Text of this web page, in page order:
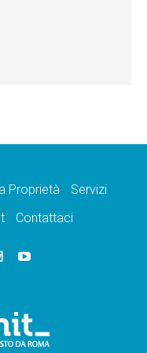
Proprietà
Servizi
Contattaci